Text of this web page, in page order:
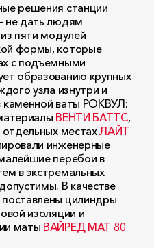
решения станции
не дать людям
пяти модулей
формы, которые
с подъемными
образованию крупных
узла изнутри и
каменной ваты РОКВУЛ:
ВЕНТИ БАТТС,
отдельных местахЛАЙТ
инженерные
перебои в
в экстремальных
В качестве
цилиндры
изоляции и
маты ВАЙРЕД МАТ 80